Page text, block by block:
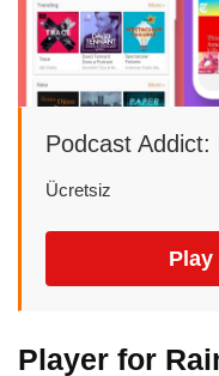
Podcast
Ücretsiz
Player for